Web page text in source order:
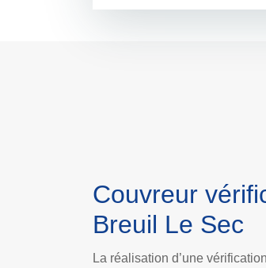
Couvreur
Breuil Le Sec
La réalisation d’une